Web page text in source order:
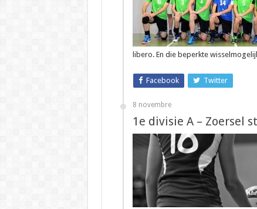
libero. En die beperkte
Facebook Twitter
8 novembre
1e divisie A – Zoersel